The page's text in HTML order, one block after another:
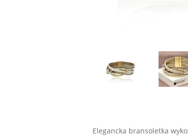
Elegancka bransoletka